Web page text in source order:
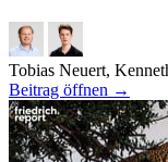
Tobias Neuert,
Beitrag öffnen →